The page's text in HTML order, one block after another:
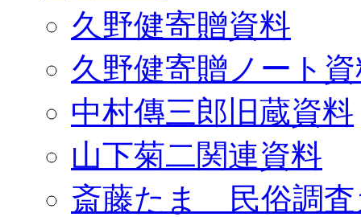
久野健寄贈資料
久野健寄贈ノート
中村傳三郎旧蔵資料
山下菊二関連資料
斎藤たま 民俗調査